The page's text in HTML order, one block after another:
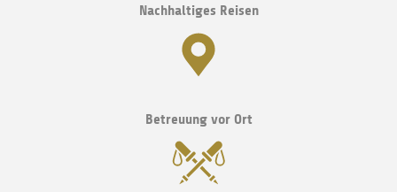
Nachhaltiges Reisen
Betreuung vor Ort